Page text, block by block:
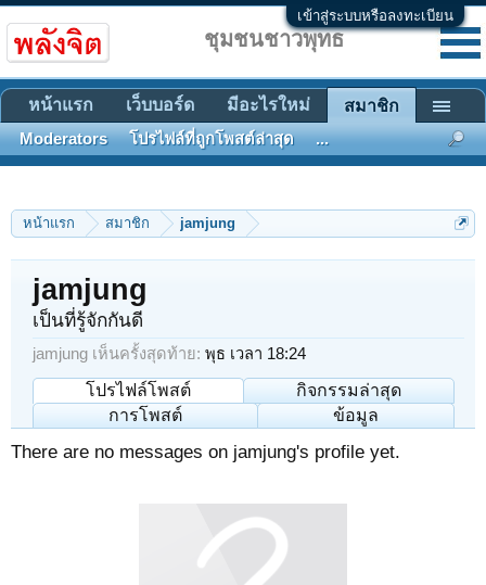
เข้าสู่ระบบหรือลงทะเบียน
หน้าแรก สมาชิก jamjung
jamjung
เป็นที่รู้จักกันดี
jamjung เห็นครั้งสุดท้าย: พุธ เวลา 18:24
โปรไฟล์โพสต์
กิจกรรมล่าสุด
การโพสต์
ข้อมูล
There are no messages on jamjung's profile yet.
ชุมชนชาวพุทธ
หน้าแรก เว็บบอร์ด มีอะไรใหม่ สมาชิก
Moderators โปรไฟล์ที่ถูกโพสต์ล่าสุด ...